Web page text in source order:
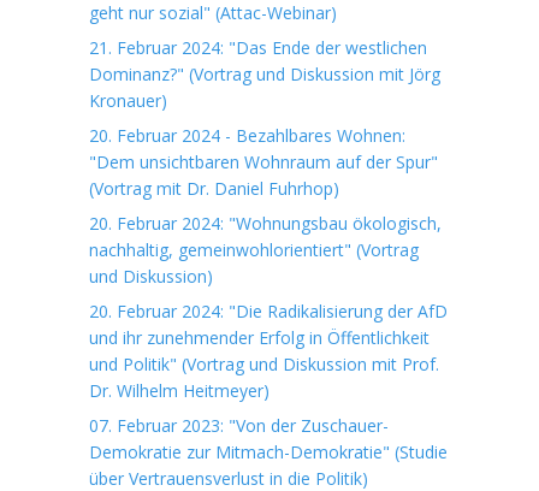
geht nur sozial" (Attac-Webinar)
21. Februar 2024: "Das Ende der westlichen
Dominanz?" (Vortrag und Diskussion mit Jörg
Kronauer)
20. Februar 2024 - Bezahlbares Wohnen:
"Dem unsichtbaren Wohnraum auf der Spur"
(Vortrag mit Dr. Daniel Fuhrhop)
20. Februar 2024: "Wohnungsbau ökologisch,
nachhaltig, gemeinwohlorientiert" (Vortrag
und Diskussion)
20. Februar 2024: "Die Radikalisierung der AfD
und ihr zunehmender Erfolg in Öffentlichkeit
und Politik" (Vortrag und Diskussion mit Prof.
Dr. Wilhelm Heitmeyer)
07. Februar 2023: "Von der Zuschauer-
Demokratie zur Mitmach-Demokratie" (Studie
über Vertrauensverlust in die Politik)